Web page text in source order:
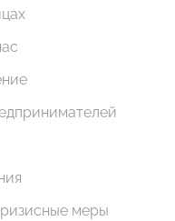
меры